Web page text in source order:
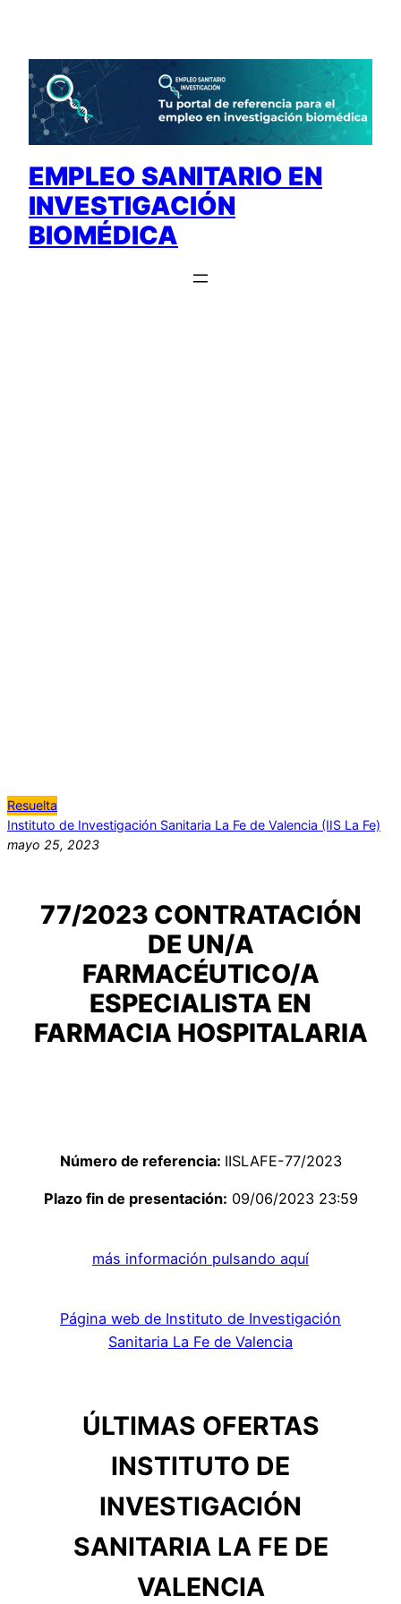
contenido
EMPLEO SANITARIO EN
INVESTIGACIÓN
BIOMÉDICA
Resuelta
Instituto de Investigación Sanitaria La Fe de Valencia (IIS La Fe)
mayo 25, 2023
77/2023 CONTRATACIÓN
DE UN/A
FARMACÉUTICO/A
ESPECIALISTA EN
FARMACIA HOSPITALARIA
Número de referencia: IISLAFE-77/2023
Plazo fin de presentación: 09/06/2023 23:59
más información pulsando aquí
Página web de Instituto de Investigación
Sanitaria La Fe de Valencia
ÚLTIMAS OFERTAS
INSTITUTO DE
INVESTIGACIÓN
SANITARIA LA FE DE
VALENCIA